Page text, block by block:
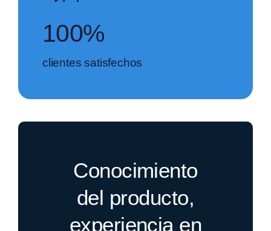
100%
clientes satisfechos
Conocimiento
del producto,
experiencia en